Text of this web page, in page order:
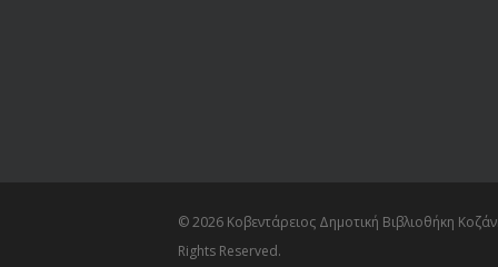
© 2026 Κοβεντάρειος Δημοτική Βιβλιοθήκη
Rights Reserved.